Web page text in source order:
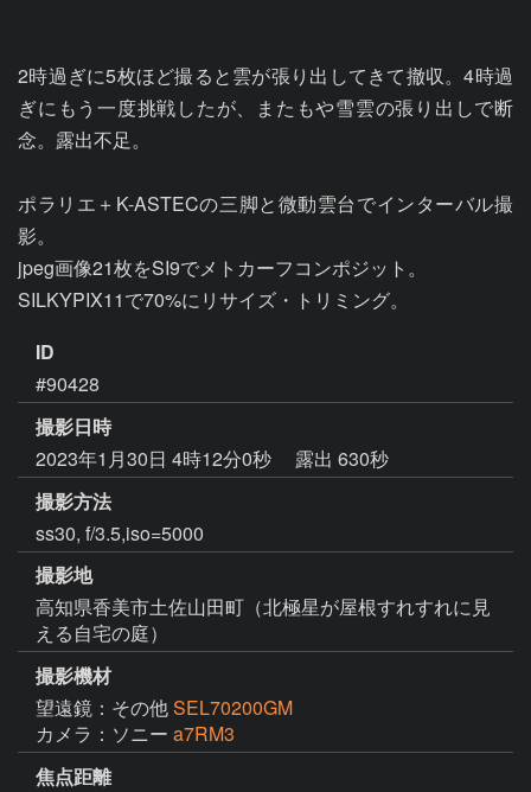
2時過ぎに5枚ほど撮ると雲が張り出してきて撤収。4時過
ぎにもう一度挑戦したが、またもや雪雲の張り出しで断
念。露出不足。
ポラリエ＋K-ASTECの三脚と微動雲台でインターバル撮
影。
jpeg画像21枚をSI9でメトカーフコンポジット。
ID
#90428
撮影日時
2023年1月30日 4時12分0秒
露出 630秒
撮影方法
ss30, f/3.5,iso=5000
撮影地
高知県香美市土佐山田町（北極星が屋根すれすれに見
える自宅の庭）
撮影機材
望遠鏡：その他SEL70200GM
カメラ：ソニー a7RM3
焦点距離